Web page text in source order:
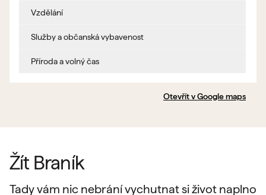
Vzdělání
Služby a občanská vybavenost
Příroda a volný čas
Otevřít v Google maps
Žít Braník
Tady vám nic nebrání vychutnat si život naplno